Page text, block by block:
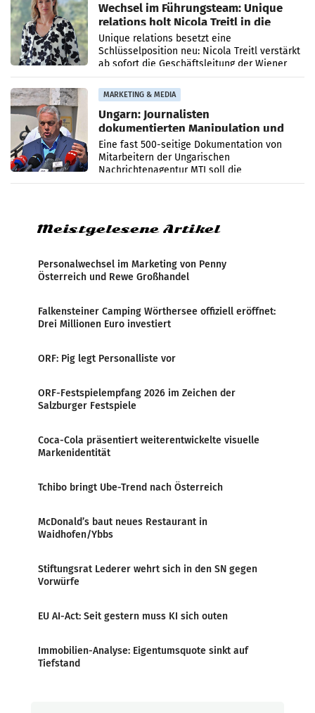
Wechsel im Führungsteam: Unique
relations holt Nicola Treitl in die
Geschäftsleitung
Unique relations besetzt eine
Schlüsselposition neu: Nicola Treitl verstärkt
ab sofort die Geschäftsleitung der Wiener
PR-Agentur an der Seite von Josef Kalina und
Anna Kalina-Mahr.
MARKETING & MEDIA
Ungarn: Journalisten
dokumentierten Manipulation und
Zensur
Eine fast 500-seitige Dokumentation von
Mitarbeitern der Ungarischen
Nachrichtenagentur MTI soll die
systematische Nachrichten-Manipulation und
Meistgelesene Artikel
Personalwechsel im Marketing von Penny
Österreich und Rewe Großhandel
Falkensteiner Camping Wörthersee offiziell eröffnet:
Drei Millionen Euro investiert
ORF: Pig legt Personalliste vor
ORF-Festspielempfang 2026 im Zeichen der
Salzburger Festspiele
Coca-Cola präsentiert weiterentwickelte visuelle
Markenidentität
Tchibo bringt Ube-Trend nach Österreich
McDonald’s baut neues Restaurant in
Waidhofen/Ybbs
Stiftungsrat Lederer wehrt sich in den SN gegen
Vorwürfe
EU AI-Act: Seit gestern muss KI sich outen
Immobilien-Analyse: Eigentumsquote sinkt auf
Tiefstand